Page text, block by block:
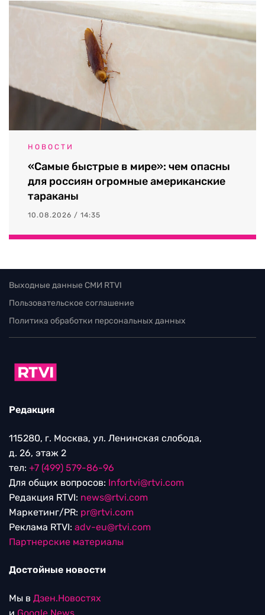
НОВОСТИ
«Самые быстрые в мире»: чем опасны
для россиян огромные американские
тараканы
10.08.2026 / 14:35
Выходные данные СМИ RTVI
Пользовательское соглашение
Политика обработки персональных данных
Редакция
115280, г. Москва, ул. Ленинская слобода,
д. 26, этаж 2
тел: +7 (499) 579-86-96
Для общих вопросов: Infortvi@rtvi.com
Редакция RTVI: news@rtvi.com
Маркетинг/PR: pr@rtvi.com
Реклама RTVI: adv-eu@rtvi.com
Партнерские материалы
Достойные новости
Мы в Дзен.Новостях